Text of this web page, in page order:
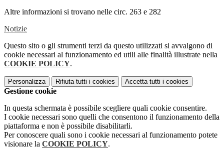
Altre informazioni si trovano nelle circ. 263 e 282
Notizie
Questo sito o gli strumenti terzi da questo utilizzati si avvalgono di
cookie necessari al funzionamento ed utili alle finalità illustrate nella
COOKIE POLICY.
Personalizza Rifiuta tutti i cookies Accetta tutti i cookies
Gestione cookie
In questa schermata è possibile scegliere quali cookie consentire.
I cookie necessari sono quelli che consentono il funzionamento della
piattaforma e non è possibile disabilitarli.
Per conoscere quali sono i cookie necessari al funzionamento potete
visionare la COOKIE POLICY.